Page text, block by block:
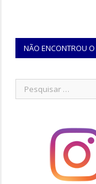
NÃO ENCONTROU